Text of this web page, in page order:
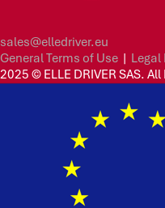
sales@elledriver.eu
General Terms of Use | Legal
2025 © ELLE DRIVER SAS.